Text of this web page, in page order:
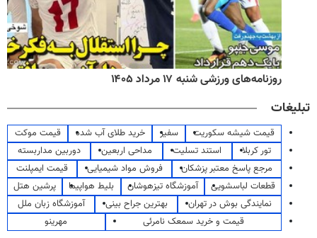
روزنامه‌های ورزشی شنبه ۱۷ مرداد ۱۴۰۵
تبلیغات
قیمت شیشه سکوریت سفیر خرید طلای آب شده
قیمت موکت
تور کربلا
استند تسلیت مداحی اربعین
دوربین مداربسته
مرجع پاسخ معتبر پزشکان
فروش مواد شیمیایی
قیمت ایمپلنت
قطعات لباسشویی
آموزشگاه تیزهوشان بلیط هواپیما
پرشین هتل
نمایندگی بوش در تهران
بهترین جراح بینی
آموزشگاه زبان ملل
قیمت و خرید سمعک نامرئی
مهرینو